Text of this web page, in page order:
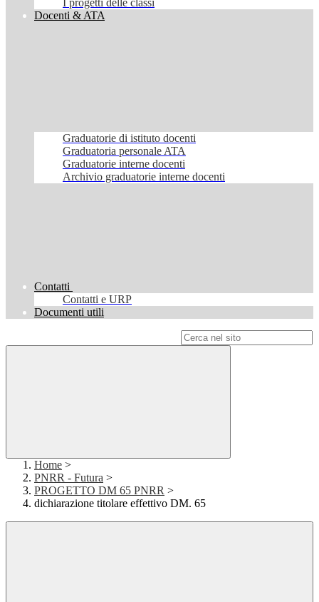
I progetti delle classi
Docenti & ATA
Graduatorie di istituto docenti
Graduatoria personale ATA
Graduatorie interne docenti
Archivio graduatorie interne docenti
Contatti
Contatti e URP
Documenti utili
Home >
PNRR - Futura >
PROGETTO DM 65 PNRR >
dichiarazione titolare effettivo DM. 65